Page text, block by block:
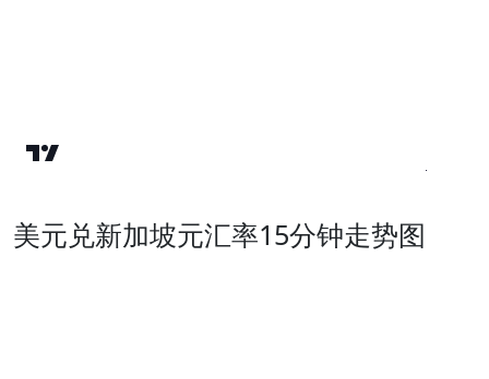
美元兑新加坡元汇率15分钟走势图